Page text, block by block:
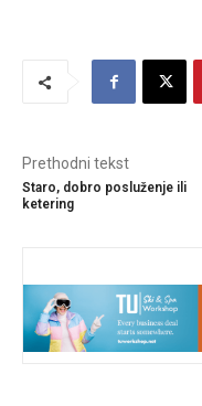
Prethodni tekst
Staro, dobro posluženje ili
ketering